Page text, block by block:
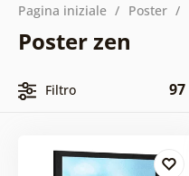
Pagina iniziale Poster
Poster zen
Filtro 97